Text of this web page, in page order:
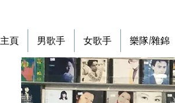
主頁 男歌手 女歌手 樂隊/雜錦